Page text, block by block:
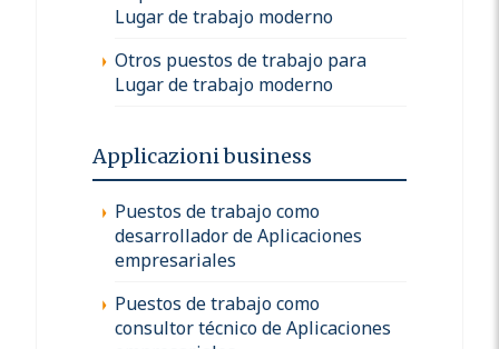
Lugar de trabajo moderno
Otros puestos de trabajo para
Lugar de trabajo moderno
Applicazioni business
Puestos de trabajo como
desarrollador de Aplicaciones
empresariales
Puestos de trabajo como
consultor técnico de Aplicaciones